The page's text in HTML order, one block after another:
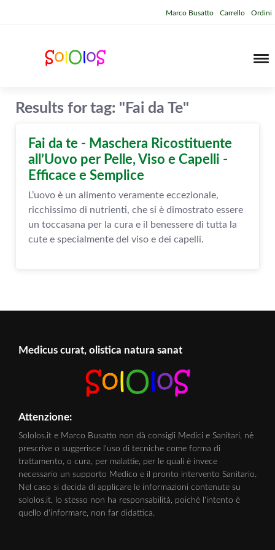
Marco Busatto Carrello Ordini
Results for tag: "Fai da Te"
Fai da te - Maschera Ricostituente
all’Uovo per Pelle, Viso e Capelli -
Efficace e Semplice
L’uovo è un alimento veramente eccezionale,
ricchissimo di nutrienti, che si è dimostrato essere
un toccasana per la cura e il benessere di tutta la
cute e specialmente del viso e dei capelli.
Medicus curat, olistica natura sanat
Attenzione:
Sololos.it e Marco Busatto non dà consigli Medici e Sanitari, nè
prescrive o suggerisce l'uso di tecniche come forma di
trattamento, o cura, per malattie, per le quali è invece
necessario un supporto Medico e il pronto intervento Sanitario.
Nel caso si decida di applicare le informazioni contenute su
sololos.it, lo stesso non ha responsabilità, poichè l'intento è
quello d'informare, non far didattica.